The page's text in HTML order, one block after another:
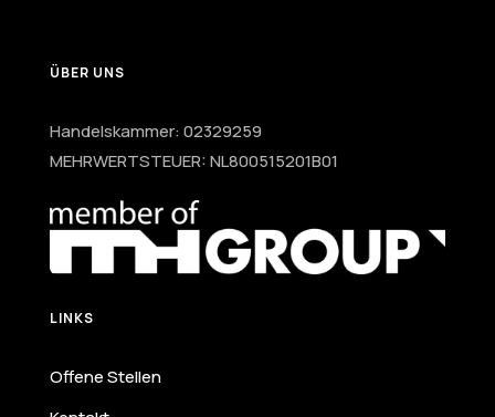
ÜBER UNS
Handelskammer: 02329259
MEHRWERTSTEUER: NL800515201B01
LINKS
Offene Stellen